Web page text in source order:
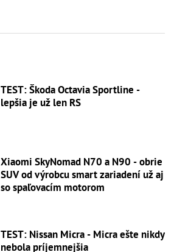
TEST: Škoda Octavia Sportline -
lepšia je už len RS
Xiaomi SkyNomad N70 a N90 - obrie
SUV od výrobcu smart zariadení už aj
so spaľovacím motorom
TEST: Nissan Micra - Micra ešte nikdy
nebola príjemnejšia